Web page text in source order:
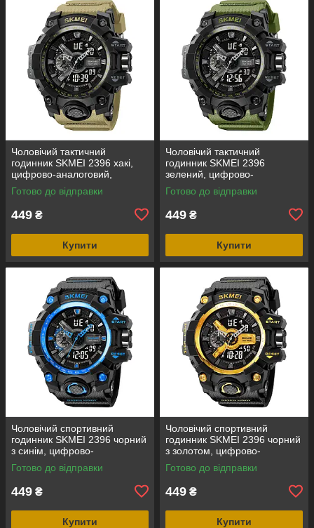
Чоловічий тактичний
годинник SKMEI 2396 хакі,
цифрово-аналоговий,
водозахист 5 ATM
Готово до відправки
449 ₴
Купити
Чоловічий тактичний
годинник SKMEI 2396
зелений, цифрово-
аналоговий, водозахист 5
ATM
Готово до відправки
449 ₴
Купити
Чоловічий спортивний
годинник SKMEI 2396 чорний
з синім, цифрово-
аналоговий, водозахист 5
ATM
Готово до відправки
449 ₴
Купити
Чоловічий спортивний
годинник SKMEI 2396 чорний
з золотом, цифрово-
аналоговий, водозахист 5
ATM
Готово до відправки
449 ₴
Купити